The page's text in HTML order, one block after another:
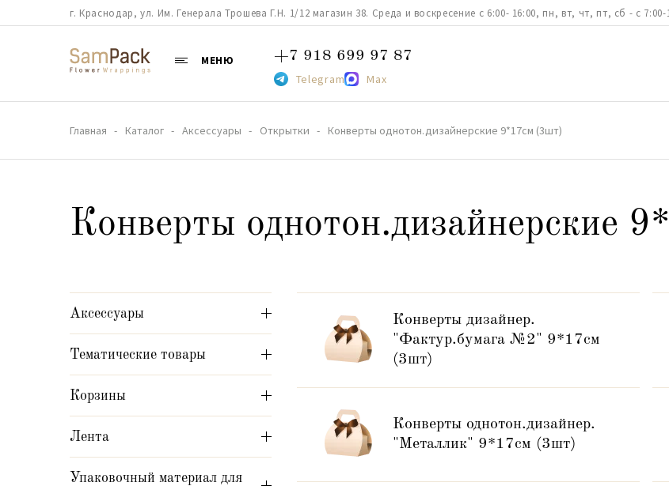
г. Краснодар, ул. Им. Генерала Трошева Г.Н. 1/12 магазин 38. Среда и воскресение с 6:00- 16:00, пн, вт, чт, пт, сб - с 7:00-
МЕНЮ +7 918 699 97 87
Telegram Max
Главная Каталог Аксессуары Открытки Конверты однотон.дизайнерские 9*17см (3шт)
Конверты однотон.дизайнерские
Аксессуары
Тематические товары
Корзины
Лента
Упаковочный материал для
Конверты дизайнер.
"Фактур.бумага №2" 9*17см
(3шт)
Конверты однотон.дизайнер.
"Металлик" 9*17см (3шт)